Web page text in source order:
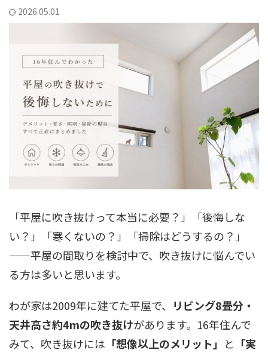
2026.05.01
「平屋に吹き抜けって本当に必要？」「後悔しな
い？」「寒くないの？」「掃除はどうするの？」
——平屋の間取りを検討中で、吹き抜けに悩んでい
る方は多いと思います。
わが家は2009年に建てた平屋で、
リビング8畳分・
天井高さ約4mの吹き抜けがあります。16年住んで
みて、吹き抜けには 「想像以上のメリット」 と 「実